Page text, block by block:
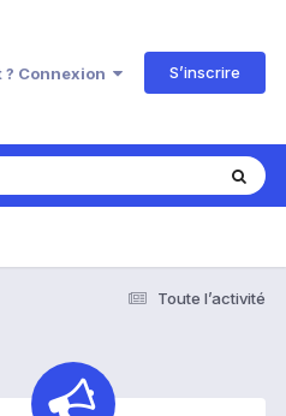
Connexion S’inscrire
Toute l’activité